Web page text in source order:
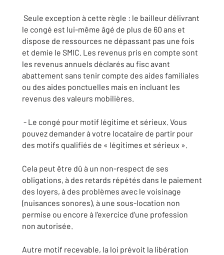
Seule exception à cette règle : le bailleur délivrant
le congé est lui-même âgé de plus de 60 ans et
dispose de ressources ne dépassant pas une fois
et demie le SMIC. Les revenus pris en compte sont
les revenus annuels déclarés au fisc avant
abattement sans tenir compte des aides familiales
ou des aides ponctuelles mais en incluant les
revenus des valeurs mobilières.
- Le congé pour motif légitime et sérieux. Vous
pouvez demander à votre locataire de partir pour
des motifs qualifiés de « légitimes et sérieux ».
Cela peut être dû à un non-respect de ses
obligations, à des retards répétés dans le paiement
des loyers, à des problèmes avec le voisinage
(nuisances sonores), à une sous-location non
permise ou encore à l’exercice d’une profession
non autorisée.
Autre motif recevable, la loi prévoit la libération